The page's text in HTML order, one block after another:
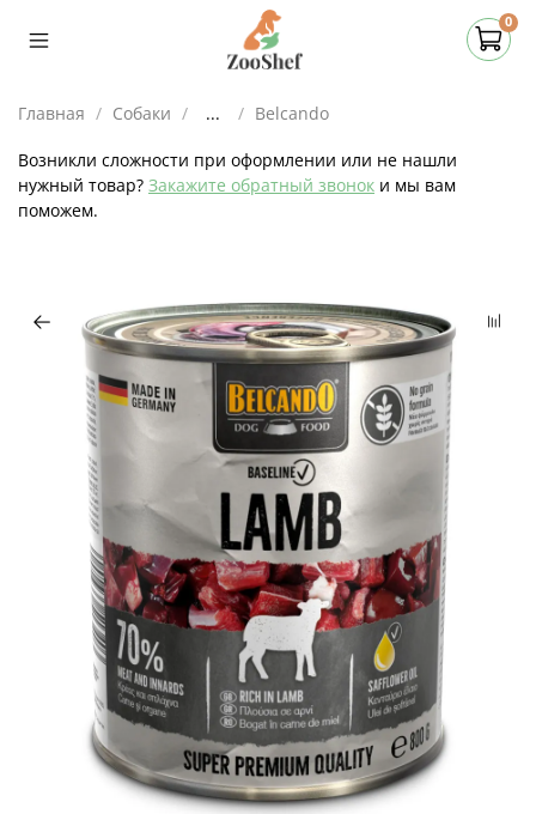
0
Главная Собаки ... Belcando
Возникли сложности при оформлении или не нашли
нужный товар? Закажите обратный звонок и мы вам
поможем.